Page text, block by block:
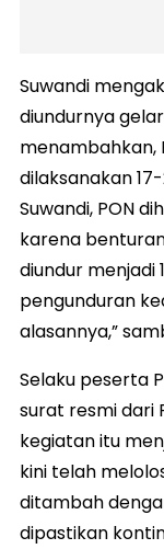
Suwandi
diundurnya
menambahkan,
dilaksanakan
Suwandi, PON
karena
diundur menjadi
pengunduran
alasannya,”
Selaku peserta
surat resmi dari
kegiatan itu
kini telah
ditambah
dipastikan